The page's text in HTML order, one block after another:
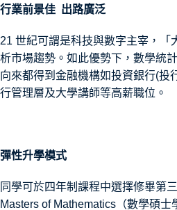
行業前景佳 出路廣泛
21 世紀可謂是科技與數字主宰，
析市場趨勢。如此優勢下，數學統
向來都得到金融機構如投資銀行(投
行管理層及大學講師等高薪職位。
彈性升學模式
同學可於四年制課程中選擇修畢第
Masters of Mathematics（數學碩士